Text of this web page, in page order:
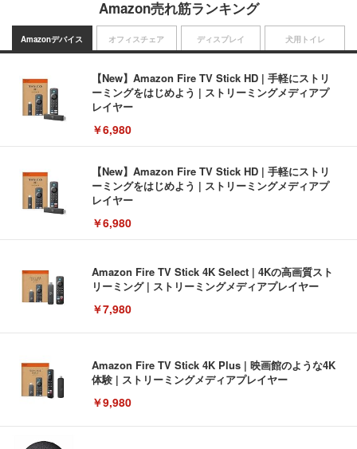
Amazon売れ筋ランキング
Amazonデバイス
【New】Amazon Fire TV Stick HD | 手軽にストリ
ーミングをはじめよう | ストリーミングメディアプ
レイヤー
￥6,980
【New】Amazon Fire TV Stick HD | 手軽にストリ
ーミングをはじめよう | ストリーミングメディアプ
レイヤー
￥6,980
Amazon Fire TV Stick 4K Select | 4Kの高画質スト
リーミング | ストリーミングメディアプレイヤー
￥7,980
Amazon Fire TV Stick 4K Plus | 映画館のような4K
体験 | ストリーミングメディアプレイヤー
￥9,980
オフィスチェア ディスプレイ 犬用トイレ